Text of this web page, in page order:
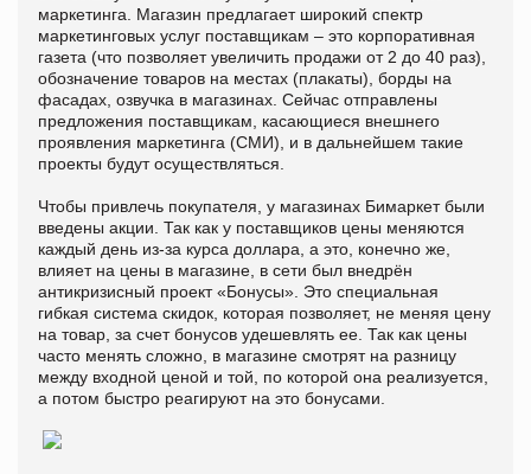
маркетинга. Магазин предлагает широкий спектр
маркетинговых услуг поставщикам – это корпоративная
газета (что позволяет увеличить продажи от 2 до 40 раз),
обозначение товаров на местах (плакаты), борды на
фасадах, озвучка в магазинах. Сейчас отправлены
предложения поставщикам, касающиеся внешнего
проявления маркетинга (СМИ), и в дальнейшем такие
проекты будут осуществляться.
Чтобы привлечь покупателя, у магазинах Бимаркет были
введены акции. Так как у поставщиков цены меняются
каждый день из-за курса доллара, а это, конечно же,
влияет на цены в магазине, в сети был внедрён
антикризисный проект «Бонусы». Это специальная
гибкая система скидок, которая позволяет, не меняя цену
на товар, за счет бонусов удешевлять ее. Так как цены
часто менять сложно, в магазине смотрят на разницу
между входной ценой и той, по которой она реализуется,
а потом быстро реагируют на это бонусами.